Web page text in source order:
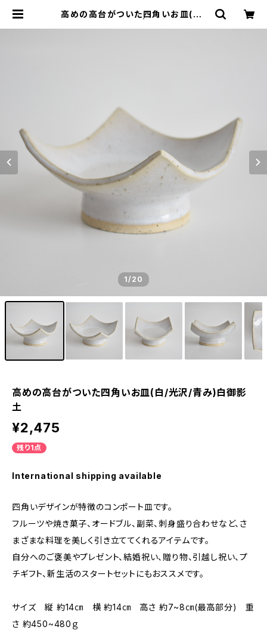
高めの高台がついた四角いお皿(白/
1/20
高めの高台がついた四角いお皿(白/光沢/青み)白御影
土
¥2,475
残り1点
International shipping available
四角いデザインが特徴のコンポート皿です。
フルーツや焼き菓子、オードブル、副菜、刺身盛り合わせなど、さ
まざまな料理を美しく引き立ててくれるアイテムです。
自分へのご褒美やプレゼント、結婚祝い、贈り物、引越し祝い、プ
チギフト、新生活のスタートセットにもおススメです。
サイズ 縦 約14㎝ 横 約14㎝ 高さ 約7~8㎝(最高部分) 重
さ 約450~480ｇ